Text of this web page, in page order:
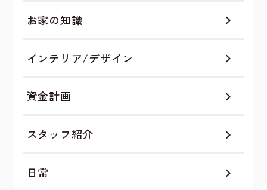
お家の知識
インテリア/デザイン
資金計画
スタッフ紹介
日常